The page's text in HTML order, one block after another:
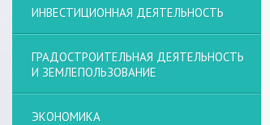
ИНВЕСТИЦИОННАЯ ДЕЯТЕЛЬНОСТЬ
ГРАДОСТРОИТЕЛЬНАЯ ДЕЯТЕЛЬНОСТЬ
И ЗЕМЛЕПОЛЬЗОВАНИЕ
ЭКОНОМИКА